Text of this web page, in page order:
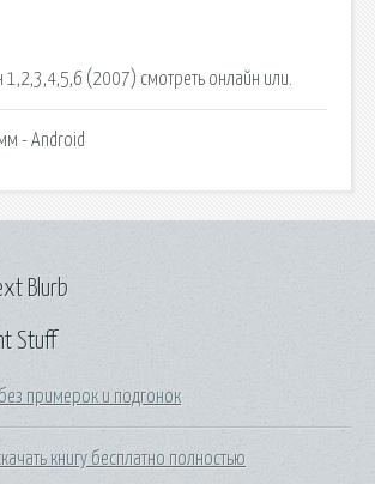
1,2,3,4,5,6 (2007) смотреть онлайн или.
- Android
Stuff
без примерок и подгонок
книгу бесплатно полностью
Blurb